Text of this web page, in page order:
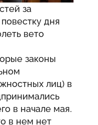
за
дня
вето
законы
лиц) в
в начале мая.
в нем нет